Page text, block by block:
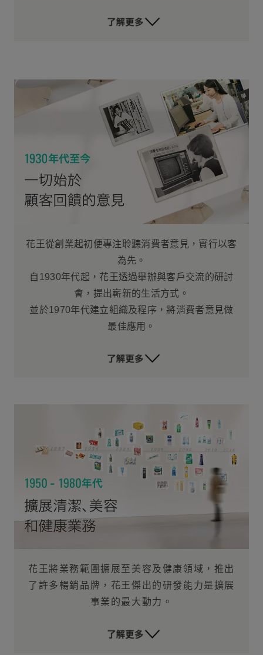
花王從創業起初便專注聆聽消費者意見，實行以客
為先。
自1930年代起，花王透過舉辦與客戶交流的研討
會，提出嶄新的生活方式。
並於1970年代建立組織及程序，將消費者意見做
最佳應用。
花王將業務範團擴展至美容及健康領域，推出
了許多暢銷品牌，花王傑出的研發能力是擴展
事業的最大動力。